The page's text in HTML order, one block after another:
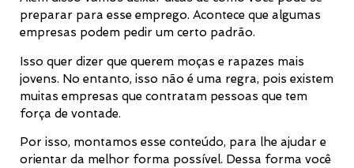
preparar para esse emprego. Acontece que algumas
empresas podem pedir um certo padrão.
Isso quer dizer que querem moças e rapazes mais
jovens. No entanto, isso não é uma regra, pois existem
muitas empresas que contratam pessoas que tem
força de vontade.
Por isso, montamos esse conteúdo, para lhe ajudar e
orientar da melhor forma possível. Dessa forma você